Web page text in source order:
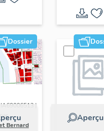
Dossier
|
Bernard
Aperçu